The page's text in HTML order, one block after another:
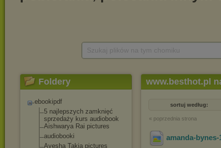
Foldery
ebookipdf
5 najlepszych zamknięć
sprzedaży kurs audiobook
Aishwarya Rai pictures
audiobooki
Ayesha Takia pictures
www.besthot.pl
sortuj według:
« poprzednia strona
amanda-bynes-